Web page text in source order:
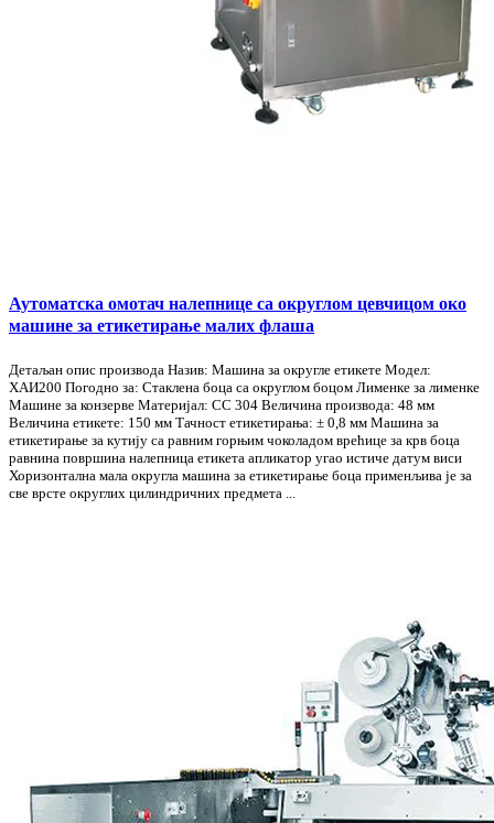
Аутоматска омотач налепнице са округлом цевчицом око
машине за етикетирање малих флаша
Детаљан опис производа Назив: Машина за округле етикете Модел:
ХАИ200 Погодно за: Стаклена боца са округлом боцом Лименке за лименке
Машине за конзерве Материјал: СС 304 Величина производа: 48 мм
Величина етикете: 150 мм Тачност етикетирања: ± 0,8 мм Машина за
етикетирање за кутију са равним горњим чоколадом врећице за крв боца
равнина површина налепница етикета апликатор угао истиче датум виси
Хоризонтална мала округла машина за етикетирање боца применљива је за
све врсте округлих цилиндричних предмета ...